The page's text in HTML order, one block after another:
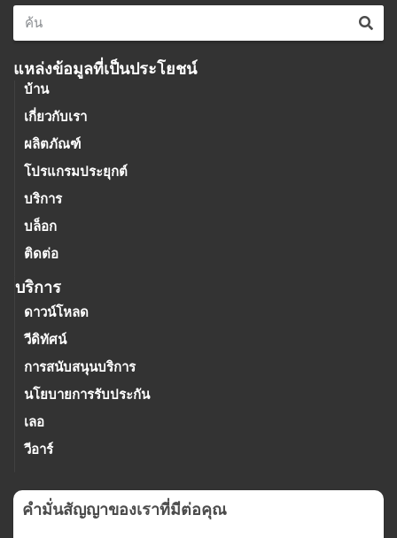
แหล่งข้อมูลที่เป็นประโยชน์
บ้าน
เกี่ยวกับเรา
ผลิตภัณฑ์
โปรแกรมประยุกต์
บริการ
บล็อก
ติดต่อ
บริการ
ดาวน์โหลด
วีดิทัศน์
การสนับสนุนบริการ
นโยบายการรับประกัน
เลอ
วีอาร์
คํามั่นสัญญาของเราที่มีต่อคุณ